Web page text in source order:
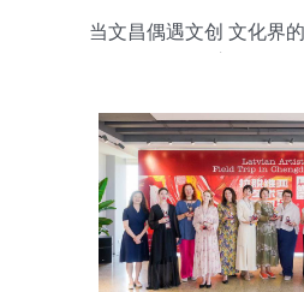
当文昌偶遇文创 文化界的